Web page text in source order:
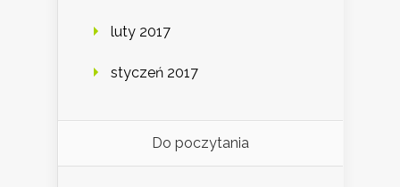
luty 2017
styczeń 2017
Do poczytania